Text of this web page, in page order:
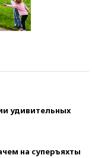
удивительных
на суперъяхты